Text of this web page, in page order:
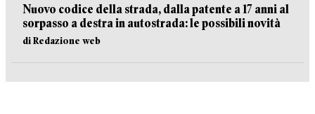
Nuovo codice della strada, dalla patente a 17 anni al
sorpasso a destra in autostrada: le possibili novità
di Redazione web